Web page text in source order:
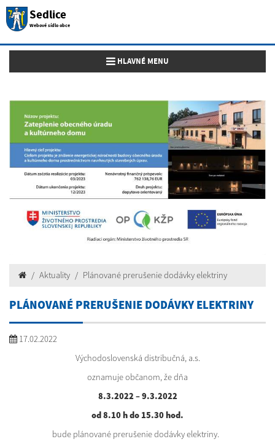
Sedlice
Webové sídlo obce
Toggle navigation
HLAVNÉ MENU
Aktuality Plánované prerušenie dodávky elektriny
PLÁNOVANÉ PRERUŠENIE DODÁVKY ELEKTRINY
17.02.2022
Východoslovenská distribučná, a.s.
oznamuje občanom, že dňa
8.3.2022 – 9.3.2022
od 8.10 h do 15.30 hod.
bude plánované prerušenie dodávky elektriny.